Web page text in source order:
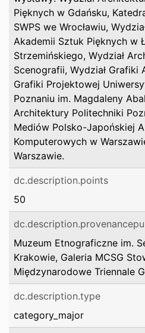
Pięknych w Gdańsku,
SWPS we Wrocławiu,
Akademii Sztuk Pięknych w
Strzemińskiego, Wydział
Scenografii, Wydział Grafiki
Grafiki Projektowej
Poznaniu im. Magdaleny
Architektury Politechniki
Mediów Polsko-Japońskiej
Komputerowych w
Warszawie.
dc.description.points
50
Muzeum Etnograficzne im.
Krakowie, Galeria MCSG
Międzynarodowe Triennale
dc.description.type
category_major